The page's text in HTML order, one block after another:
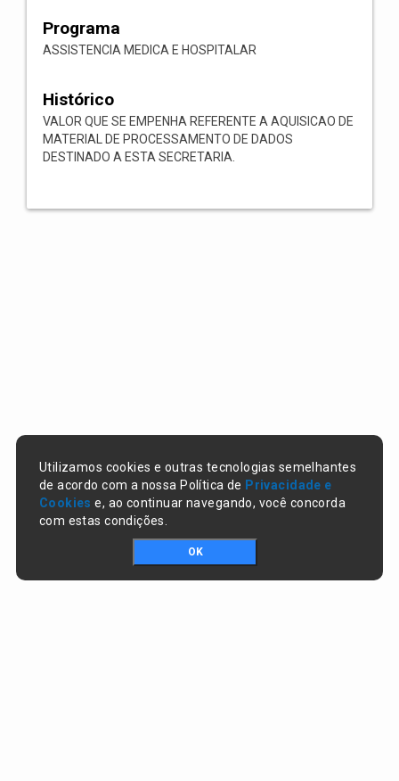
Programa
ASSISTENCIA MEDICA E HOSPITALAR
Histórico
VALOR QUE SE EMPENHA REFERENTE A AQUISICAO DE
MATERIAL DE PROCESSAMENTO DE DADOS
DESTINADO A ESTA SECRETARIA.
Utilizamos cookies e outras tecnologias semelhantes
de acordo com a nossa Política de Privacidade e
Cookies e, ao continuar navegando, você concorda
com estas condições.
OK